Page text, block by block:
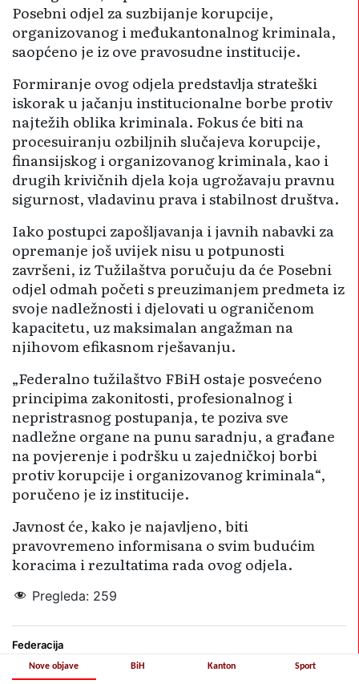
Posebni odjel za suzbijanje korupcije,
organizovanog i međukantonalnog kriminala,
saopćeno je iz ove pravosudne institucije.
Formiranje ovog odjela predstavlja strateški
iskorak u jačanju institucionalne borbe protiv
najtežih oblika kriminala. Fokus će biti na
procesuiranju ozbiljnih slučajeva korupcije,
finansijskog i organizovanog kriminala, kao i
drugih krivičnih djela koja ugrožavaju pravnu
sigurnost, vladavinu prava i stabilnost društva.
Iako postupci zapošljavanja i javnih nabavki za
opremanje još uvijek nisu u potpunosti
završeni, iz Tužilaštva poručuju da će Posebni
odjel odmah početi s preuzimanjem predmeta iz
svoje nadležnosti i djelovati u ograničenom
kapacitetu, uz maksimalan angažman na
njihovom efikasnom rješavanju.
„Federalno tužilaštvo FBiH ostaje posvećeno
principima zakonitosti, profesionalnog i
nepristrasnog postupanja, te poziva sve
nadležne organe na punu saradnju, a građane
na povjerenje i podršku u zajedničkoj borbi
protiv korupcije i organizovanog kriminala“,
poručeno je iz institucije.
Javnost će, kako je najavljeno, biti
pravovremeno informisana o svim budućim
koracima i rezultatima rada ovog odjela.
Pregleda: 259
Federacija
Nove objave BiH Kanton Sport